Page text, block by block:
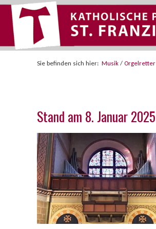
Sie befinden sich hier: Musik / Orgelretter
Stand am 8. Januar 2025